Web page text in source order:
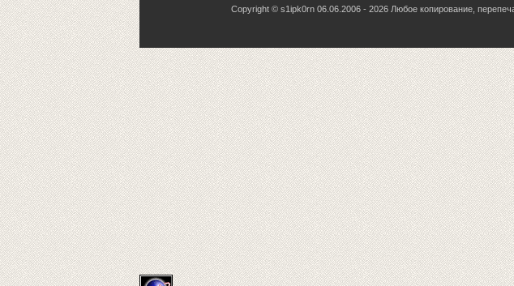
Copyright © s1ipk0rn 06.06.2006 - 2026 Любое копирование,